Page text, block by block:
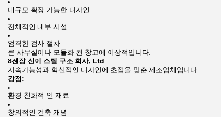
대규모 확장 가능한 디자인
전체적인 내부 시설
엄격한 검사 절차
큰 사무실이나 모듈화 된 창고에 이상적입니다.
8젠장 신이 스틸 구조 회사, Ltd
지속가능성과 혁신적인 디자인에 초점을 맞춘 제조업체입니다.
강점:
환경 친화적 인 재료
창의적인 건축 개념